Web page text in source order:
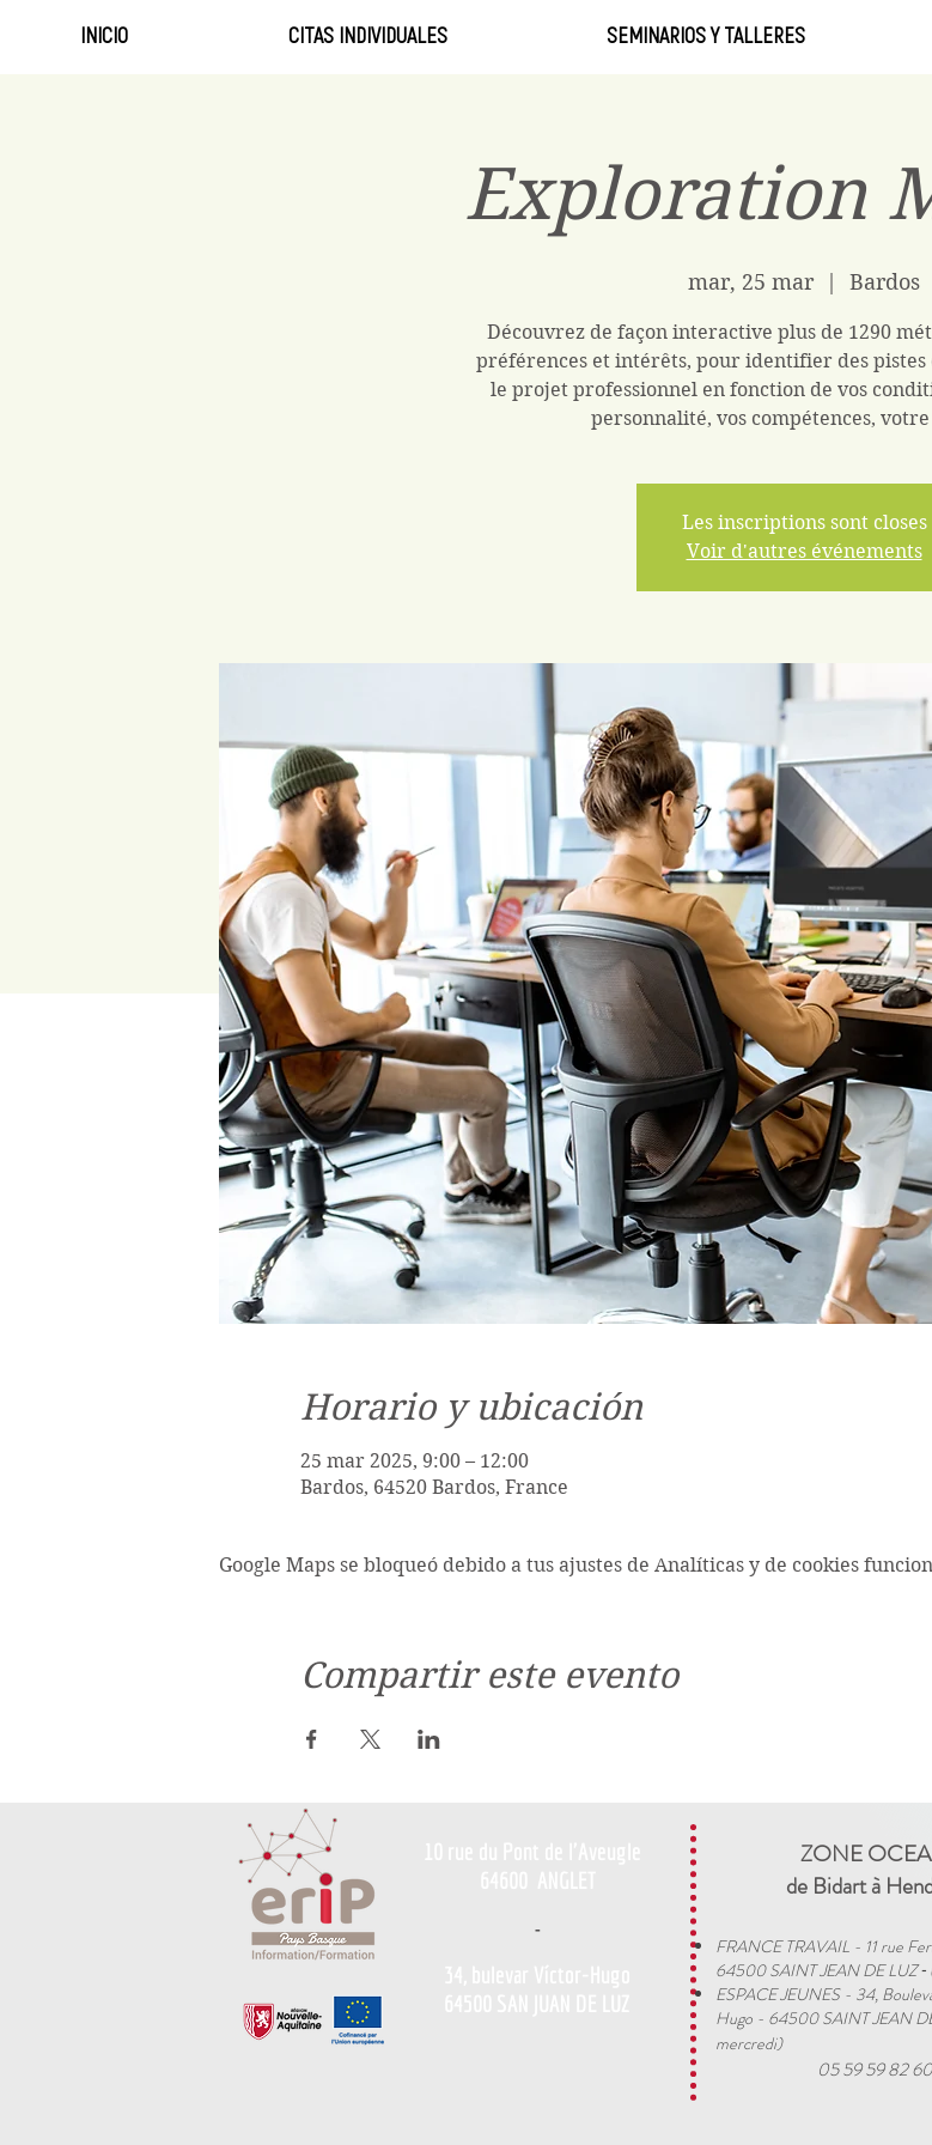
INICIO CITAS INDIVIDUALES SEMINARIOS Y TALLERES
Exploration
mar, 25 mar
  |
Bardos
Découvrez de façon interactive plus de 1290
préférences et intérêts, pour identifier des
le projet professionnel en fonction de vos
personnalité, vos compétences,
Les inscriptions sont closes
Voir d'autres événements
Horario y ubicación
25 mar 2025, 9:00 – 12:00
Bardos, 64520 Bardos, France
Google Maps se bloqueó debido a tus ajustes de Analíticas y de cookies
Compartir este evento
-
ZONE
de Bidart à
FRANCE TRAVAIL - 11 rue
64500 SAINT JEAN DE LUZ​ -
ESPACE JEUNES - 34,
Hugo - 64500 SAINT JEAN
mercredi)
05 59 59 82 60